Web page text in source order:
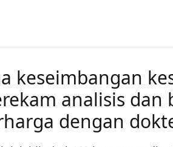
keseimbangan
analisis dan
dengan